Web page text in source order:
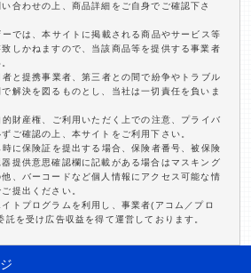
合わせの上、商品詳細をご自身でご確認下さ
では、本サイトに掲載される商品やサービス等
しかねますので、当該商品等を提供する事業者
と提携事業者、第三者との間で紛争やトラブル
解決を図るものとし、当社は一切責任を負いま
財産権、ご利用いただく上での注意、プライバ
ご確認の上、本サイトをご利用下さい。
に保険証を提出する場合、保険者番号、被保険
提供意思確認欄に記載がある場合はマスキング
、バーコードなど個人情報にアクセス可能な情
提出ください。
トプログラムを利用し、事業者(アコム／プロ
託を受け広告収益を得て運営しております。